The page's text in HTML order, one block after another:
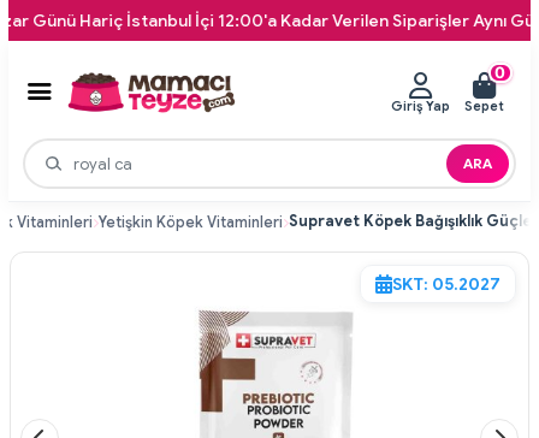
Hariç İstanbul İçi 12:00'a Kadar Verilen Siparişler Aynı Gün
ARA
Giriş Yap
0
Sepet
Vitaminleri Yetişkin Köpek Vitaminleri
SKT: 05.2027